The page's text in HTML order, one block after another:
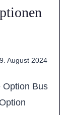
August 2024
Option Bus